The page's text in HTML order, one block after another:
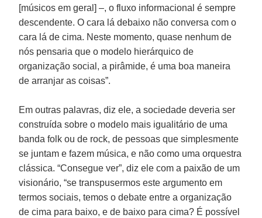
[músicos em geral] –, o fluxo informacional é sempre
descendente. O cara lá debaixo não conversa com o
cara lá de cima. Neste momento, quase nenhum de
nós pensaria que o modelo hierárquico de
organização social, a pirâmide, é uma boa maneira
de arranjar as coisas”.
Em outras palavras, diz ele, a sociedade deveria ser
construída sobre o modelo mais igualitário de uma
banda folk ou de rock, de pessoas que simplesmente
se juntam e fazem música, e não como uma orquestra
clássica. “Consegue ver”, diz ele com a paixão de um
visionário, “se transpusermos este argumento em
termos sociais, temos o debate entre a organização
de cima para baixo, e de baixo para cima? É possível